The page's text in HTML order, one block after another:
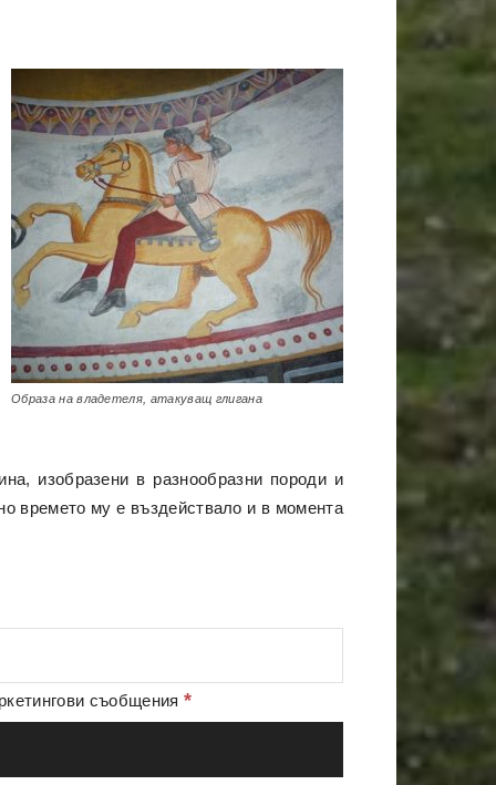
Образа на владетеля, атакуващ глигана
изобразени в разнообразни породи и
времето му е въздействало и в момента
съобщения *